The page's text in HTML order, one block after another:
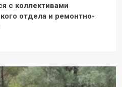
с коллективами
отдела и ремонтно-